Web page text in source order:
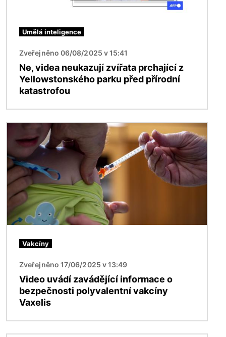
Umělá inteligence
Zveřejněno 06/08/2025 v 15:41
Ne, videa neukazují zvířata prchající z
Yellowstonského parku před přírodní
katastrofou
Obrázek
Vakcíny
Zveřejněno 17/06/2025 v 13:49
Video uvádí zavádějící informace o
bezpečnosti polyvalentní vakcíny
Vaxelis